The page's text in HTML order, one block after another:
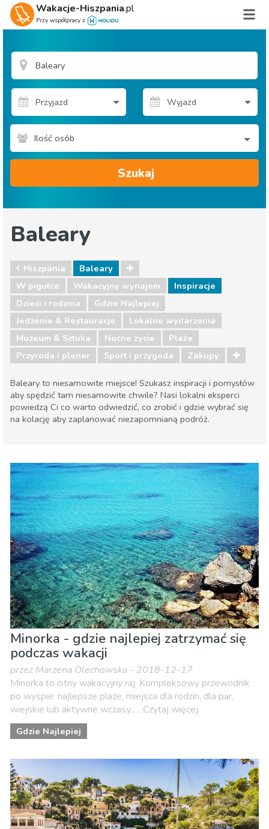
Wakacje-Hiszpania.pl
Przy współpracy z
Ilość osób
Szukaj
Baleary
Hiszpania
Baleary
W pigułce
Wakacyjny wynajem
Inspiracje
Dzieci i rodzina
Gdzie Najlepiej
Jedzenie & Restauracje
Lokalne wydarzenia
Muzeum & Sztuka
Nocne życie
Plaże
Przyroda i plener
Sport i przygoda Zakupy
Baleary to niesamowite miejsce! Szukasz inspiracji i pomysłów
aby spędzić tam niesamowite chwile? Nasi lokalni eksperci
powiedzą Ci co warto odwiedzić, co zrobić i gdzie wybrać się
na kolację aby zaplanować niezapomnianą podróż.
Dzieci i rodzina
Gdzie Najlepiej
Jedzenie & Restauracje
Lokalne wydarzenia
Muzeum & Sztuka
Nocne życie
Plaże
Przyroda i plener
Sport i przygoda Zakupy
Minorka - gdzie najlepiej zatrzymać się
podczas wakacji
przez Marzena Olechowska - 2018-12-17
Minorka to istny wakacyjny raj. Kompleksowy przewodnik
po wyspie: najlepsze plaże, miejsca dla rodzin, dla par,
wiejskie lub aktywne wczasy... ...Czytaj więcej
Gdzie Najlepiej